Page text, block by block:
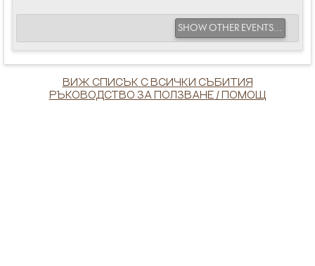
SHOW OTHER EVENTS...
ВИЖ СПИСЪК С ВСИЧКИ СЪБИТИЯ
РЪКОВОДСТВО ЗА ПОЛЗВАНЕ / ПОМОЩ